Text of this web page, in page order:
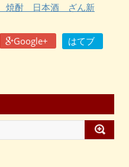
酎 日本酒 ざん新
Google+ はてブ